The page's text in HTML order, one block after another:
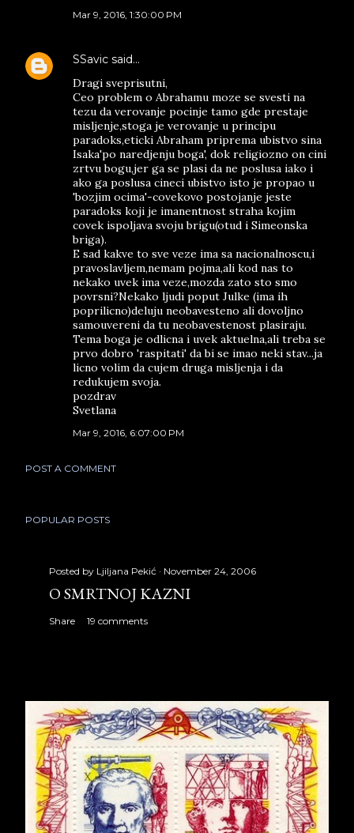
Mar 9, 2016, 1:30:00 PM
SSavic said…
Dragi sveprisutni,
Ceo problem o Abrahamu moze se svesti na
tezu da verovanje pocinje tamo gde prestaje
misljenje,stoga je verovanje u principu
paradoks,eticki Abraham priprema ubistvo sina
Isaka'po naredjenju boga', dok religiozno on cini
zrtvu bogu,jer ga se plasi da ne poslusa iako i
ako ga poslusa cineci ubistvo isto je propao u
'bozjim ocima'-covekovo postojanje jeste
paradoks koji je imanentnost straha kojim
covek ispoljava svoju brigu(otud i Simeonska
briga).
E sad kakve to sve veze ima sa nacionalnoscu,i
pravoslavljem,nemam pojma,ali kod nas to
nekako uvek ima veze,mozda zato sto smo
povrsni?Nekako ljudi poput Julke (ima ih
poprilicno)deluju neobavesteno ali dovoljno
samouvereni da tu neobavestenost plasiraju.
Tema boga je odlicna i uvek aktuelna,ali treba se
prvo dobro 'raspitati' da bi se imao neki stav...ja
licno volim da cujem druga misljenja i da
redukujem svoja.
pozdrav
Svetlana
Mar 9, 2016, 6:07:00 PM
POST A COMMENT
POPULAR POSTS
Posted by Ljiljana Pekić November 24, 2006
O SMRTNOJ KAZNI
Share 19 comments